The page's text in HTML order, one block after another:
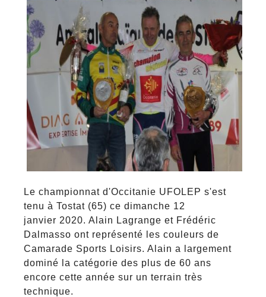
Le championnat d'Occitanie UFOLEP s'est
tenu à Tostat (65) ce dimanche 12
janvier 2020. Alain Lagrange et Frédéric
Dalmasso ont représenté les couleurs de
Camarade Sports Loisirs. Alain a largement
dominé la catégorie des plus de 60 ans
encore cette année sur un terrain très
technique.